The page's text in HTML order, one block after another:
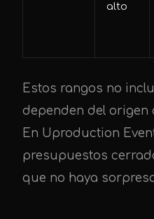
alto
Estos rangos no
dependen del origen
En Uproduction
presupuestos
que no haya